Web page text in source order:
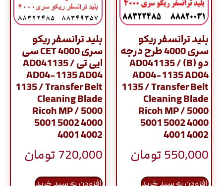
بلید ترانسفر ریکو
سری 4000 طرح درجه
دو (B) / AD041135
AD04-1135 AD04
1135 / Transfer Belt
Cleaning Blade
Ricoh MP / 5000
5001 5002 4000
4001 4002
550,000تومان
افزودن به سبد خرید
بلید ترانسفر ریکو
سری 4000 CET سی
ایی تی / AD041135
AD04-1135 AD04
1135 / Transfer Belt
Cleaning Blade
Ricoh MP / 5000
5001 5002 4000
4001 4002
720,000 تومان
افزودن به سبد خرید